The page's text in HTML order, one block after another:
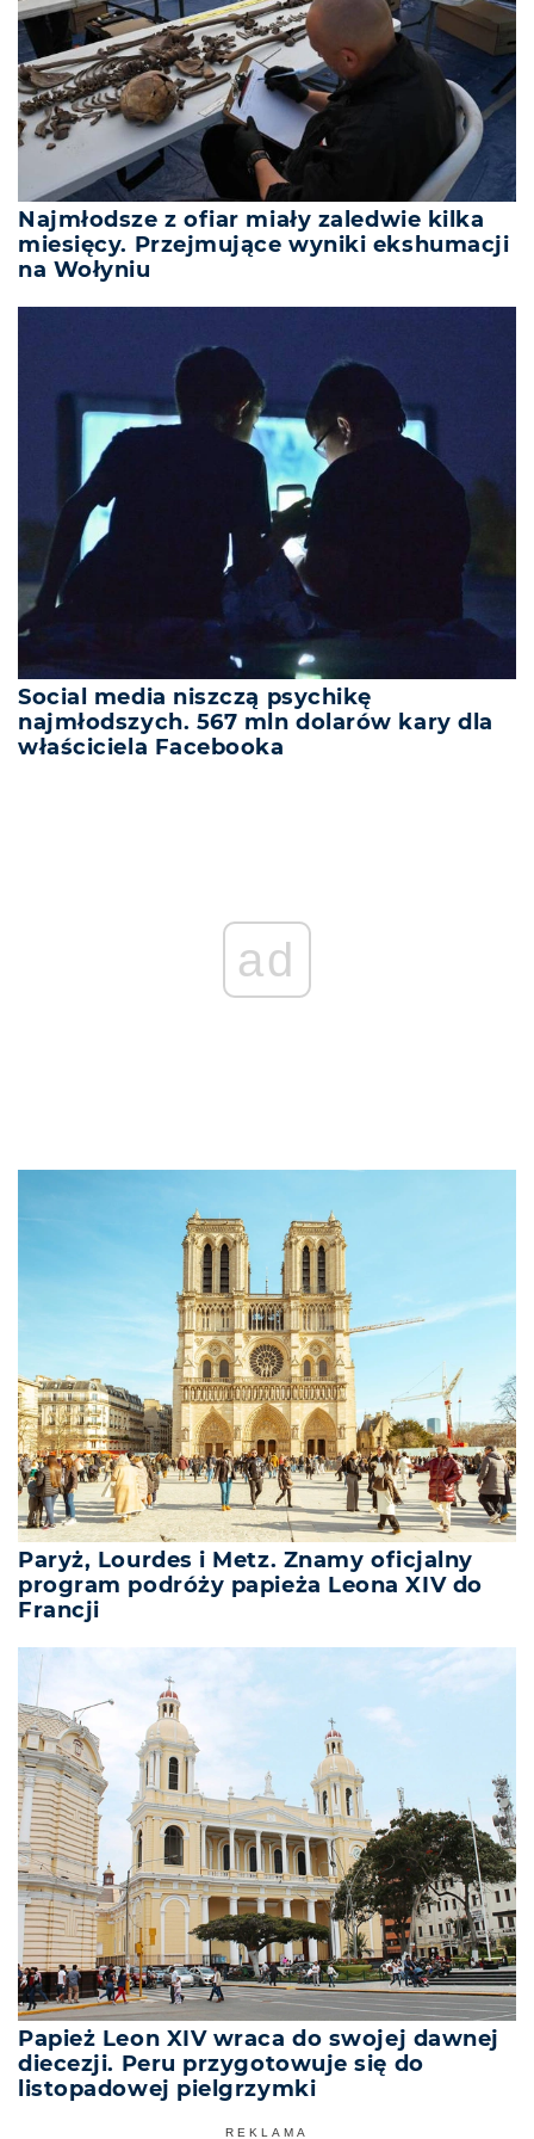
Najmłodsze z ofiar miały zaledwie kilka
miesięcy. Przejmujące wyniki ekshumacji
na Wołyniu
Social media niszczą psychikę
najmłodszych. 567 mln dolarów kary dla
właściciela Facebooka
ad
Paryż, Lourdes i Metz. Znamy oficjalny
program podróży papieża Leona XIV do
Francji
Papież Leon XIV wraca do swojej dawnej
diecezji. Peru przygotowuje się do
listopadowej pielgrzymki
REKLAMA